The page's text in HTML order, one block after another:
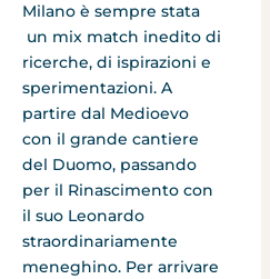
Milano è sempre stata
un mix match inedito di
ricerche, di ispirazioni e
sperimentazioni. A
partire dal Medioevo
con il grande cantiere
del Duomo, passando
per il Rinascimento con
il suo Leonardo
straordinariamente
meneghino. Per arrivare